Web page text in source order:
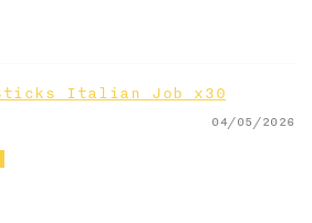
Italian Job x30
04/05/2026